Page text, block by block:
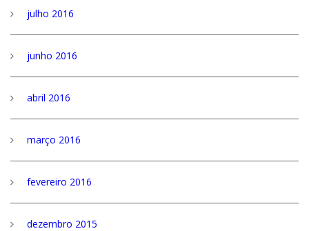
julho 2016
junho 2016
abril 2016
março 2016
fevereiro 2016
dezembro 2015